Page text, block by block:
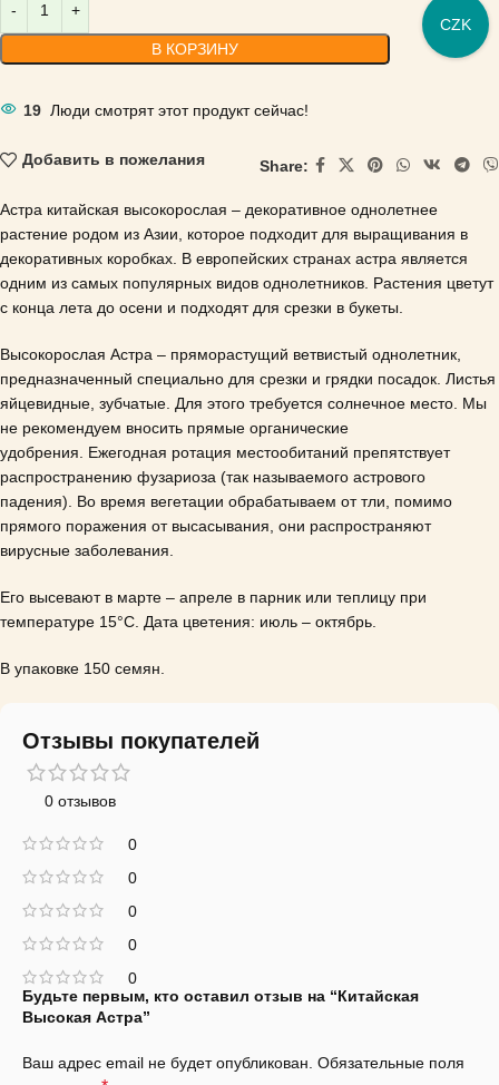
В КОРЗИНУ
19 Люди смотрят этот продукт сейчас!
Добавить в пожелания Share:
Астра китайская высокорослая – декоративное однолетнее
растение родом из Азии, которое подходит для выращивания в
декоративных коробках. В европейских странах астра является
одним из самых популярных видов однолетников. Растения цветут
с конца лета до осени и подходят для срезки в букеты.
Высокорослая Астра – пряморастущий ветвистый однолетник,
предназначенный специально для срезки и грядки посадок. Листья
яйцевидные, зубчатые. Для этого требуется солнечное место. Мы
не рекомендуем вносить прямые органические
удобрения. Ежегодная ротация местообитаний препятствует
распространению фузариоза (так называемого астрового
падения). Во время вегетации обрабатываем от тли, помимо
прямого поражения от высасывания, они распространяют
вирусные заболевания.
Его высевают в марте – апреле в парник или теплицу при
температуре 15°С. Дата цветения: июль – октябрь.
В упаковке 150 семян.
Отзывы покупателей
0 отзывов
0
0
0
0
0
Будьте первым, кто оставил отзыв на “Китайская
Высокая Астра”
Ваш адрес email не будет опубликован. Обязательные поля
CZK